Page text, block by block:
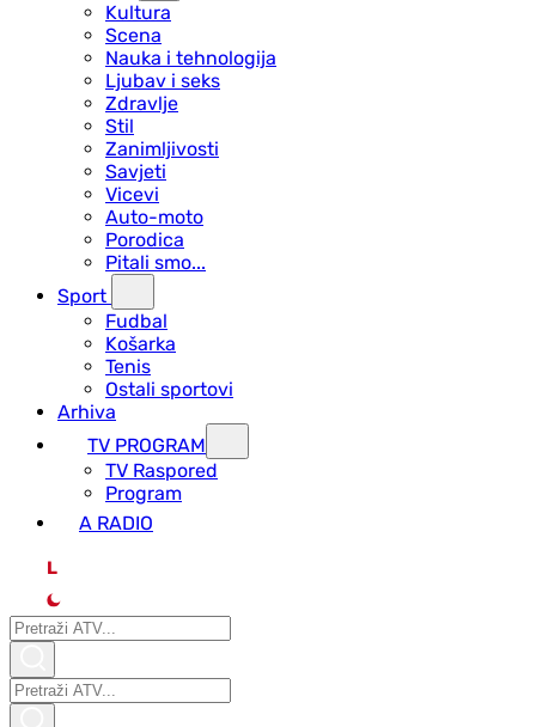
Kultura
Scena
Nauka i tehnologija
Ljubav i seks
Zdravlje
Stil
Zanimljivosti
Savjeti
Vicevi
Auto-moto
Porodica
Pitali smo...
Sport
Fudbal
Košarka
Tenis
Ostali sportovi
Arhiva
TV PROGRAM
ТV Raspored
Program
A RADIO
L